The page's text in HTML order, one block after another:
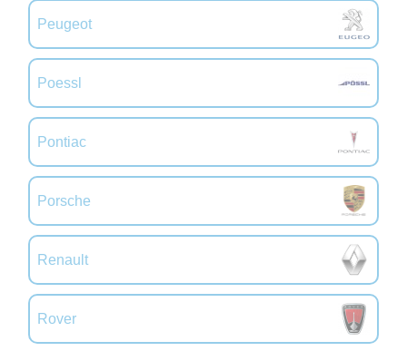
Peugeot
Poessl
Pontiac
Porsche
Renault
Rover